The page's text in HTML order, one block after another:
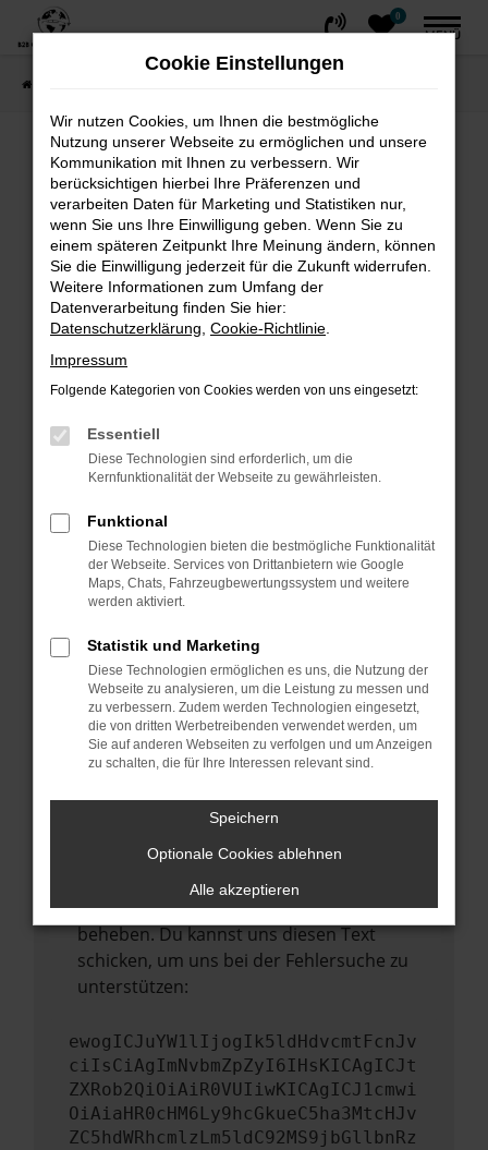
Zum
springen
0
MENÜ
Fehler: Network Error
Beim Laden ist ein Fehler aufgetreten.
Hier sind ein paar Tipps, die dir helfen können:
Überprüfe deine Firewall und deine
Internetverbindung.
Laden andere Webseiten, zum Beispiel
Prüfe deine Browsererweiterungen.
können das Laden bestimmter Seiten
verhindern. Funktioniert die Seite in einem
anderen Browser oder in einem privaten
Fenster?
Starte dein Gerät neu.
Das kann manchmal helfen,
vorübergehende Probleme zu beheben.
Stelle sicher, dass dein Browser und dein
Betriebssystem auf dem neuesten Stand
sind.
Veraltete Software birgt nicht nur ein
Sicherheitsrisiko, sondern kann auch dazu
führen, dass bestimmte Funktionen nicht
mehr unterstützt werden.
Wende dich an den Webseitenbetreiber.
Wenn du alle oben genannten Schritte
versucht hast, kontaktiere uns bitte. Wir
werden versuchen, das Problem zu
beheben. Du kannst uns diesen Text
schicken, um uns bei der Fehlersuche zu
unterstützen:
ewogICJuYW1lIjogIk5ldHdvcmtFcnJv
ciIsCiAgImNvbmZpZyI6IHsKICAgICJt
ZXRob2QiOiAiR0VUIiwKICAgICJ1cmwi
OiAiaHR0cHM6Ly9hcGkueC5ha3MtcHJv
ZC5hdWRhcmlzLm5ldC92MS9jbGllbnRz
Cookie Einstellungen
Wir nutzen Cookies, um Ihnen die bestmögliche
Nutzung unserer Webseite zu ermöglichen und unsere
Kommunikation mit Ihnen zu verbessern. Wir
berücksichtigen hierbei Ihre Präferenzen und
verarbeiten Daten für Marketing und Statistiken nur,
wenn Sie uns Ihre Einwilligung geben. Wenn Sie zu
einem späteren Zeitpunkt Ihre Meinung ändern, können
Sie die Einwilligung jederzeit für die Zukunft widerrufen.
Weitere Informationen zum Umfang der
Datenverarbeitung finden Sie hier:
Datenschutzerklärung Cookie-Richtlinie
Impressum
Folgende Kategorien von Cookies werden von uns eingesetzt:
Essentiell
Diese Technologien sind erforderlich, um die
Kernfunktionalität der Webseite zu gewährleisten.
Funktional
Diese Technologien bieten die bestmögliche Funktionalität
der Webseite. Services von Drittanbietern wie Google
Maps, Chats, Fahrzeugbewertungssystem und weitere
werden aktiviert.
Statistik und Marketing
Diese Technologien ermöglichen es uns, die Nutzung der
Webseite zu analysieren, um die Leistung zu messen und
zu verbessern. Zudem werden Technologien eingesetzt,
die von dritten Werbetreibenden verwendet werden, um
Sie auf anderen Webseiten zu verfolgen und um Anzeigen
zu schalten, die für Ihre Interessen relevant sind.
Speichern
Optionale Cookies ablehnen
Alle akzeptieren